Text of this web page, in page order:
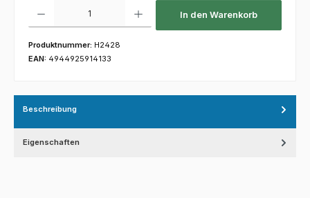
In den Warenkorb
Produktnummer: H2428
EAN: 4944925914133
Beschreibung
Eigenschaften